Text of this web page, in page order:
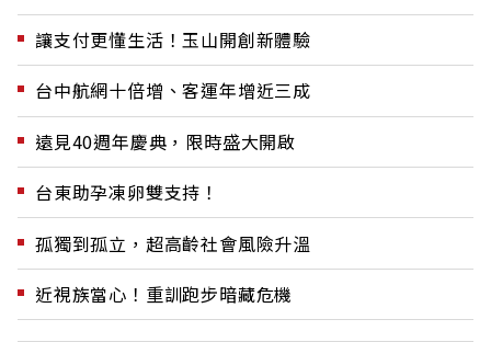
讓支付更懂生活！玉山開創新體驗
台中航網十倍增、客運年增近三成
遠見40週年慶典，限時盛大開啟
台東助孕凍卵雙支持！
孤獨到孤立，超高齡社會風險升溫
近視族當心！重訓跑步暗藏危機